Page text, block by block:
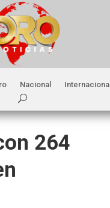
Nacional Internacional
264